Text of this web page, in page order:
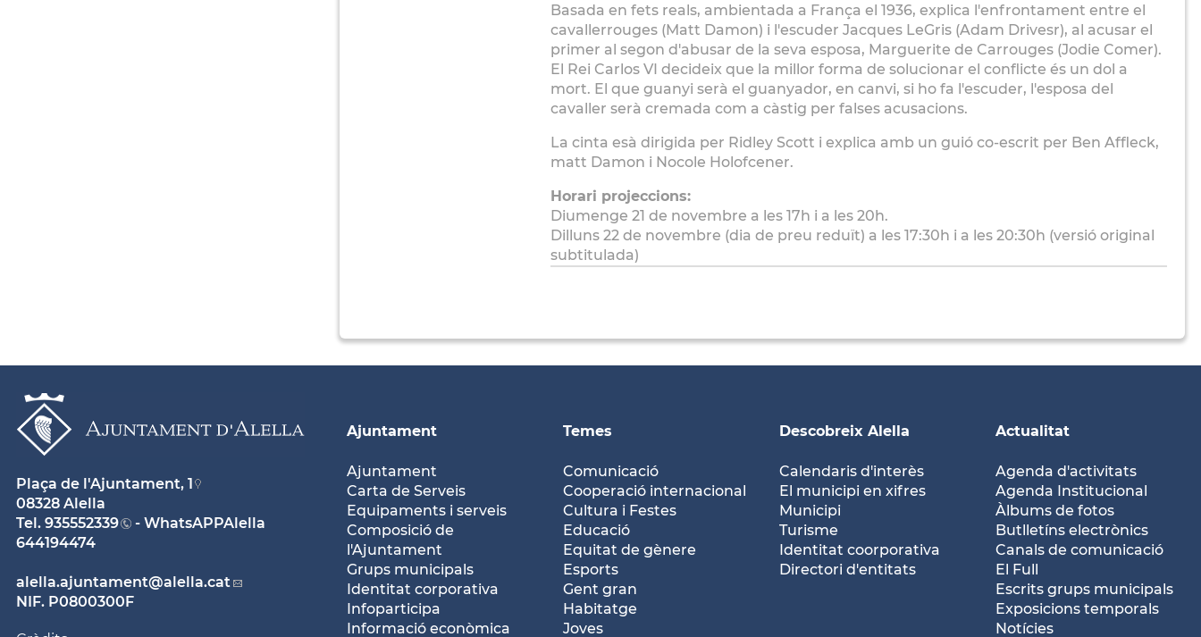
Basada en fets reals, ambientada a França el 1936, explica l'enfrontament entre el
cavallerrouges (Matt Damon) i l'escuder Jacques LeGris (Adam Drivesr), al acusar el
primer al segon d'abusar de la seva esposa, Marguerite de Carrouges (Jodie Comer).
El Rei Carlos VI decideix que la millor forma de solucionar el conflicte és un dol a
mort. El que guanyi serà el guanyador, en canvi, si ho fa l'escuder, l'esposa del
cavaller serà cremada com a càstig per falses acusacions.
La cinta esà dirigida per Ridley Scott i explica amb un guió co-escrit per Ben Affleck,
matt Damon i Nocole Holofcener.
Horari projeccions:
Diumenge 21 de novembre a les 17h i a les 20h.
Dilluns 22 de novembre (dia de preu reduït) a les 17:30h i a les 20:30h (versió original
subtitulada)
Ajuntament
Ajuntament
Carta de Serveis
Equipaments i serveis
Composició de
l'Ajuntament
Grups municipals
Identitat corporativa
Infoparticipa
Informació econòmica
Temes
Comunicació
Cooperació internacional
Cultura i Festes
Educació
Equitat de gènere
Esports
Gent gran
Habitatge
Joves
Descobreix Alella
Calendaris d'interès
El municipi en xifres
Municipi
Turisme
Identitat coorporativa
Directori d'entitats
Actualitat
Agenda d'activitats
Agenda Institucional
Àlbums de fotos
Butlletíns electrònics
Canals de comunicació
El Full
Escrits grups municipals
Exposicions temporals
Notícies
Plaça de l'Ajuntament, 1
08328 Alella
Tel. 935552339
- WhatsAPPAlella
644194474
alella.ajuntament@alella.cat
NIF. P0800300F